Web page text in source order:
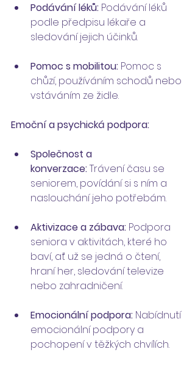
Podávání léků: Podávání léků
podle předpisu lékaře a
sledování jejich účinků.
Pomoc s mobilitou: Pomoc s
chůzí, používáním schodů nebo
vstáváním ze židle.
Emoční a psychická podpora:
Společnost a
konverzace: Trávení času se
seniorem, povídání si s ním a
naslouchání jeho potřebám.
Aktivizace a zábava: Podpora
seniora v aktivitách, které ho
baví, ať už se jedná o čtení,
hraní her, sledování televize
nebo zahradničení.
Emocionální podpora: Nabídnutí
emocionální podpory a
pochopení v těžkých chvílích.